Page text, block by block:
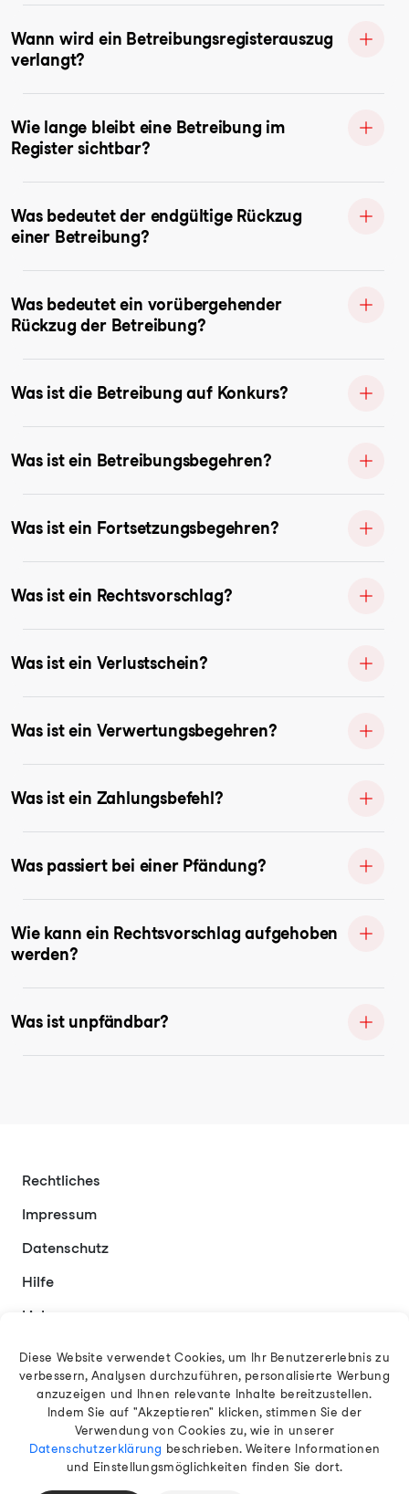
Wann wird ein Betreibungsregisterauszug
verlangt?
Wie lange bleibt eine Betreibung im
Register sichtbar?
Was bedeutet der endgültige Rückzug
einer Betreibung?
Was bedeutet ein vorübergehender
Rückzug der Betreibung?
Was ist die Betreibung auf Konkurs?
Was ist ein Betreibungsbegehren?
Was ist ein Fortsetzungsbegehren?
Was ist ein Rechtsvorschlag?
Was ist ein Verlustschein?
Was ist ein Verwertungsbegehren?
Was ist ein Zahlungsbefehl?
Was passiert bei einer Pfändung?
Wie kann ein Rechtsvorschlag aufgehoben
werden?
Was ist unpfändbar?
Rechtliches
Impressum
Datenschutz
Hilfe
Links
Kontakt
Deutsch
Diese Website verwendet Cookies, um Ihr Benutzererlebnis zu
verbessern, Analysen durchzuführen, personalisierte Werbung
anzuzeigen und Ihnen relevante Inhalte bereitzustellen.
Indem Sie auf "Akzeptieren" klicken, stimmen Sie der
Verwendung von Cookies zu, wie in unserer
Datenschutzerklärung beschrieben. Weitere Informationen
und Einstellungsmöglichkeiten finden Sie dort.